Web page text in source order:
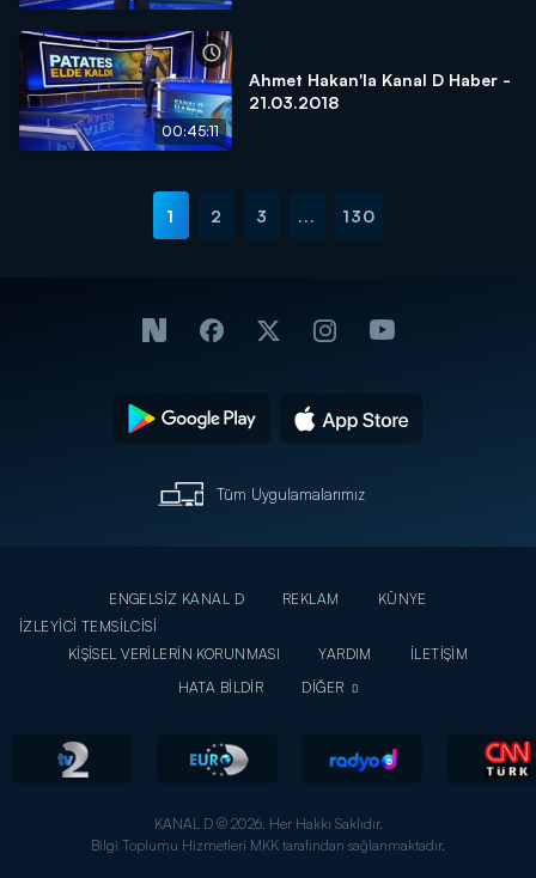
00:45:11
Ahmet Hakan'la Kanal D Haber -
21.03.2018
1 2 3 ... 130
Tüm Uygulamalarımız
ENGELSİZ KANAL D REKLAM
KÜNYE
İZLEYİCİ TEMSİLCİSİ
KİŞİSEL VERİLERİN KORUNMASI
YARDIM
İLETİŞİM
HATA BİLDİR
DİĞER
KANAL D © 2026. Her Hakkı Saklıdır.
Bilgi Toplumu Hizmetleri MKK tarafından sağlanmaktadır.